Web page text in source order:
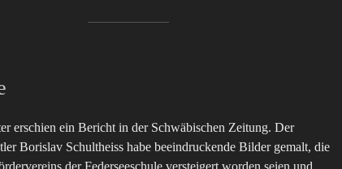
erschien ein Bericht in der Schwäbischen Zeitung. Der
Borislav Schultheiss habe beeindruckende Bilder gemalt, die